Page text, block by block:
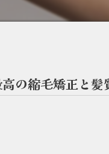
の縮毛矯正と